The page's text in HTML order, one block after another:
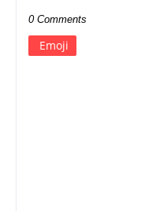
0 Comments
Emoji